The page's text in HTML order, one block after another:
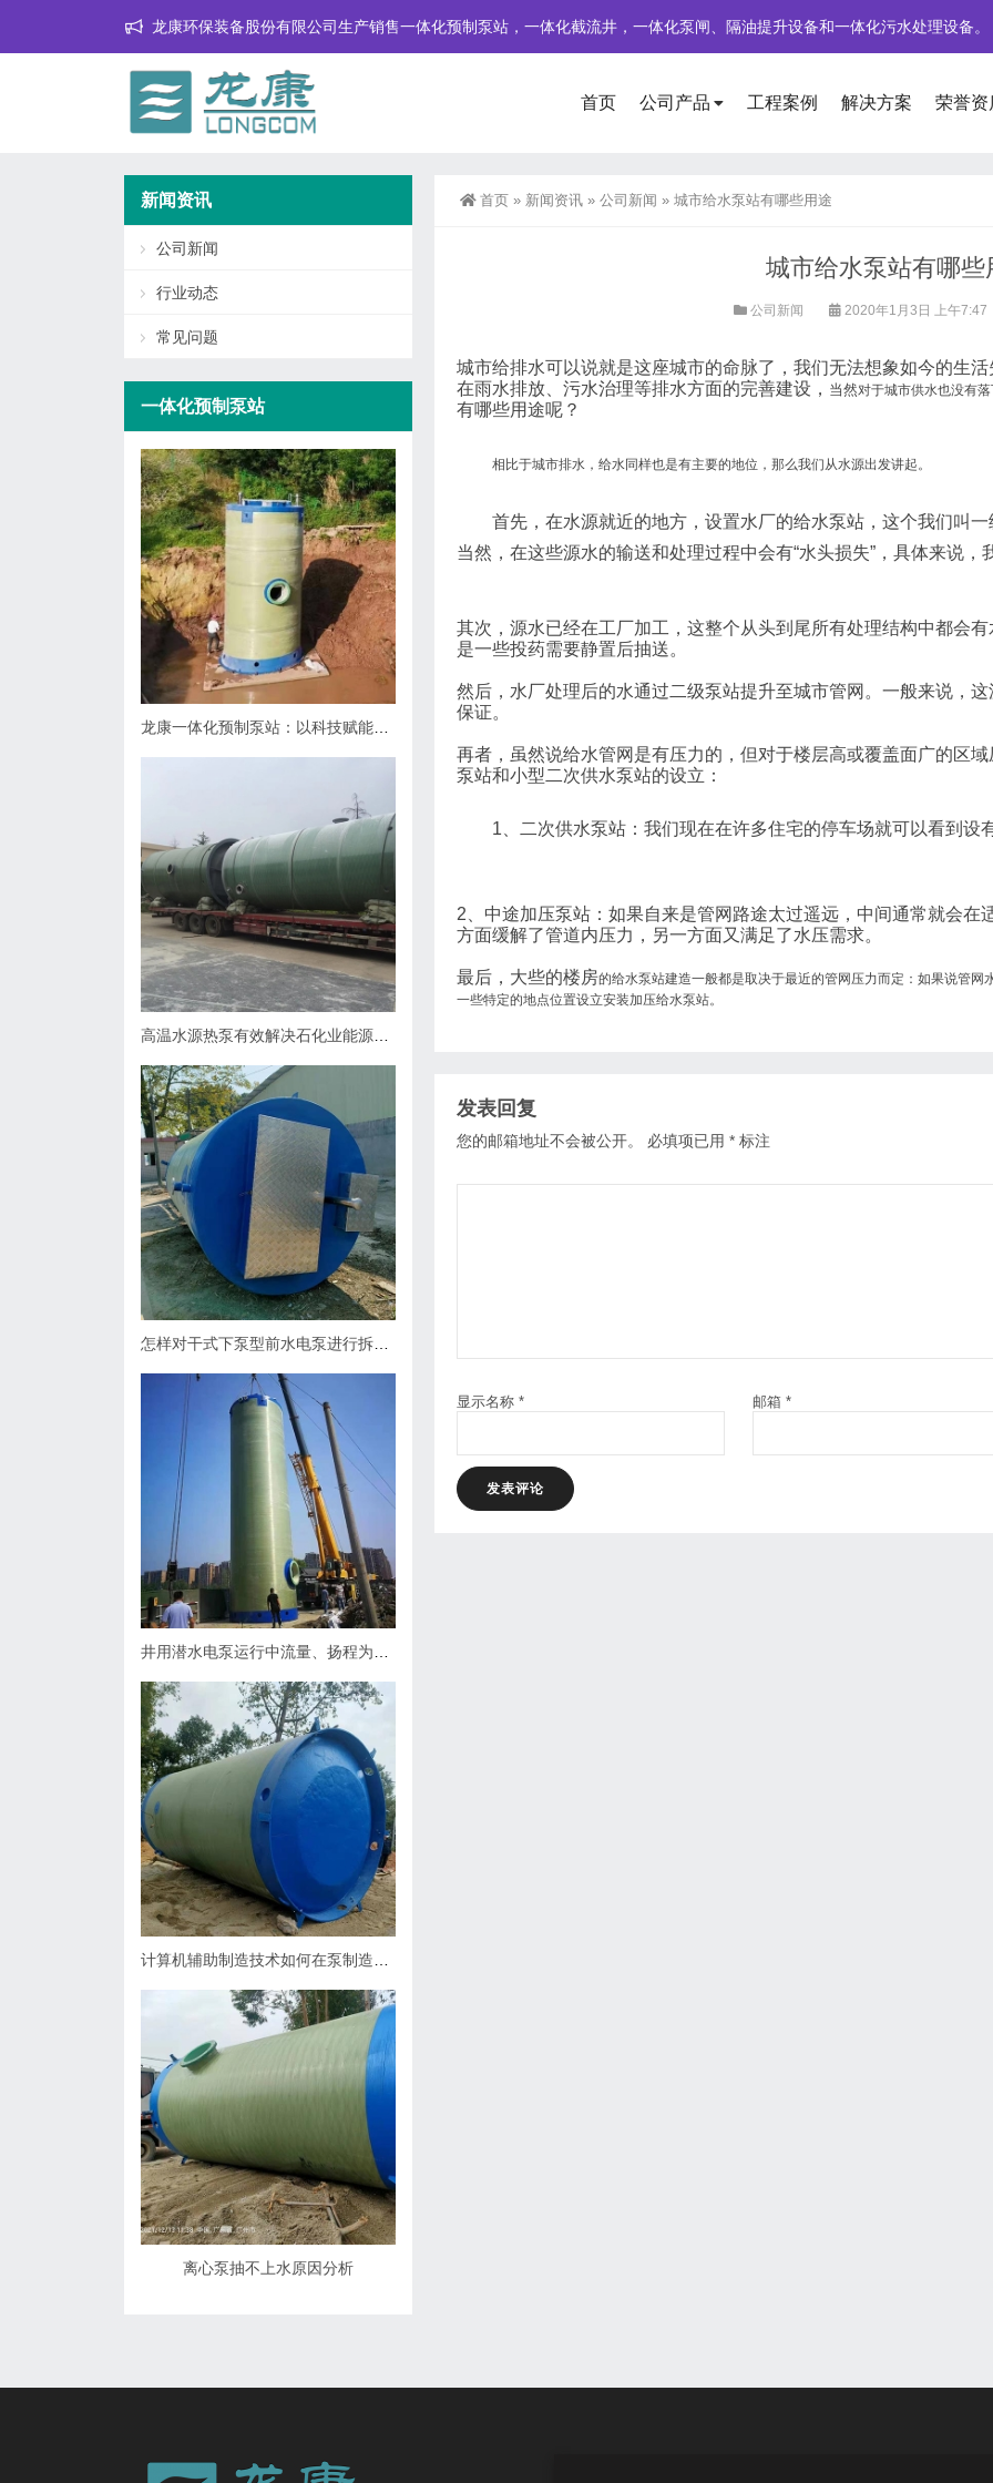
龙康环保装备股份有限公司生产销售一体化预制泵站，一体化截流井，一体化泵闸、隔油提升设备和一体化污水处理设备。
首页 公司产品 工程案例 解决方案 荣誉资
首页 » 新闻资讯 » 公司新闻 » 城市给水泵站有哪些用途
城市给水泵站有哪些
公司新闻 2020年1月3日 上午7:47
城市给排水可以说就是这座城市的命脉了，我们无法想象如今的生
在雨水排放、污水治理等排水方面的完善建设， 当然对于城市供水也没有
有哪些用途呢？
相比于城市排水，给水同样也是有主要的地位，那么我们从水源出发讲起。
首先，在水源就近的地方，设置水厂的给水泵站，这个我们叫
当然，在这些源水的输送和处理过程中会有“水头损失”，具体来说
其次，源水已经在工厂加工，这整个从头到尾所有处理结构中都会
是一些投药需要静置后抽送。
然后，水厂处理后的水通过二级泵站提升至城市管网。一般来说，
保证。
再者，虽然说给水管网是有压力的，但对于楼层高或覆盖面广的区
泵站和小型二次供水泵站的设立：
1、二次供水泵站：我们现在在许多住宅的停车场就可以看到设
2、中途加压泵站：如果自来是管网路途太过遥远，中间通常就会在
方面缓解了管道内压力，另一方面又满足了水压需求。
最后，大些的楼房的给水泵站建造一般都是取决于最近的管网压力而定：如果说管
一些特定的地点位置设立安装加压给水泵站。
发表回复
您的邮箱地址不会被公开。 必填项已用 * 标注
显示名称 * 邮箱 *
新闻资讯
公司新闻
行业动态
常见问题
一体化预制泵站
离心泵抽不上水原因分析